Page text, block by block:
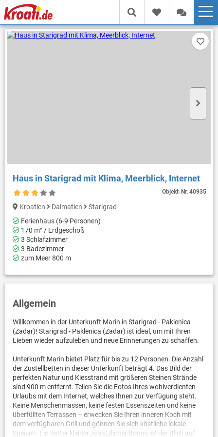
Haus in Starigrad mit Klima, Meerblick, Internet
Objekt-Nr.40935
Kroatien Dalmatien
Starigrad
Ferienhaus (6-9 Personen)
170 m² / Erdgeschoß
3 Schlafzimmer
3 Badezimmer
zum Meer 800 m
Allgemein
Willkommen in der Unterkunft Marin in Starigrad - Paklenica
(Zadar)! Starigrad - Paklenica (Zadar) ist ideal, um mit Ihren
Lieben wieder aufzuleben und neue Erinnerungen zu schaffen.
Unterkunft Marin bietet Platz für bis zu 12 Personen. Die Anzahl
der Zustellbetten in dieser Unterkunft beträgt 4. Das Bild der
perfekten Natur und Kiesstrand mit größeren Steinen Strände
sind 900 m entfernt. Teilen Sie die Fotos Ihres wohlverdienten
Urlaubs mit dem Internet, welches Ihnen zur Verfügung steht.
Keine Menschenmassen, keine festen Essenszeiten und keine
überfüllten Terrassen – erwecken Sie Ihren inneren Koch mit
dem verfügbaren Grill und gönnen Sie sich köstliche lokale
Speisen. Ein netter kleiner zusätzlicher Bonus ist der Blick auf